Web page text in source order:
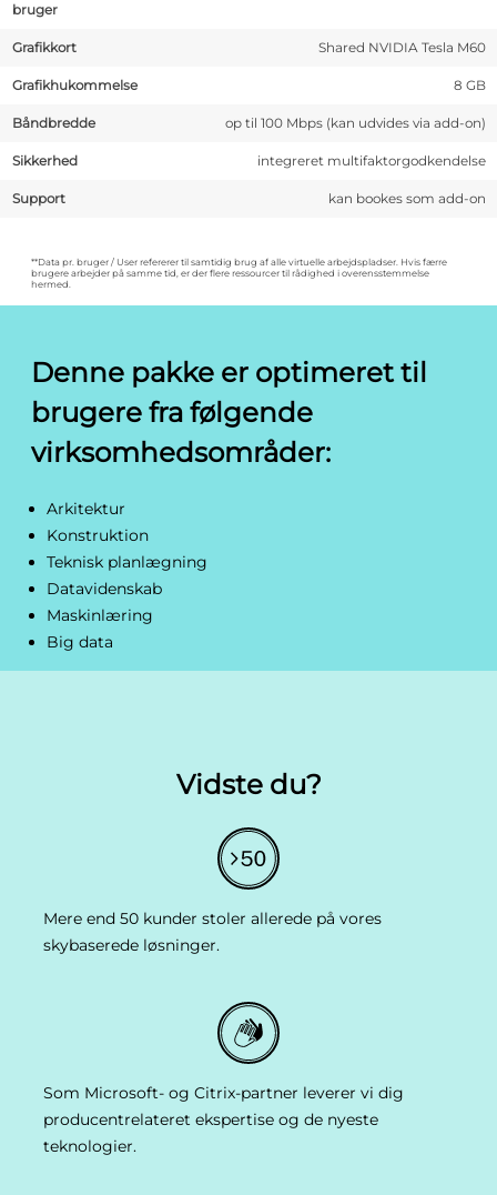
bruger
Grafikkort Shared NVIDIA Tesla M60
Grafikhukommelse 8 GB
Båndbredde op til 100 Mbps (kan udvides via add-on)
Sikkerhed integreret multifaktorgodkendelse
Support kan bookes som add-on
**Data pr. bruger / User refererer til samtidig brug af alle virtuelle arbejdspladser. Hvis færre
brugere arbejder på samme tid, er der flere ressourcer til rådighed i overensstemmelse
hermed.
Denne pakke er optimeret til
brugere fra følgende
virksomhedsområder:
Arkitektur
Konstruktion
Teknisk planlægning
Datavidenskab
Maskinlæring
Big data
Vidste du?
Mere end 50 kunder stoler allerede på vores
skybaserede løsninger.
Som Microsoft- og Citrix-partner leverer vi dig
producentrelateret ekspertise og de nyeste
teknologier.